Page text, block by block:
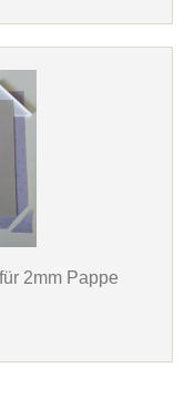
2mm Pappe